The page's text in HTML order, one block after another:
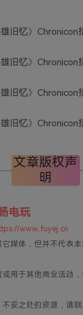
文章版权声
明
电玩
www.fuyej.cn
媒体，但并不代表
用于其他商业活动
妥之处的资源，请